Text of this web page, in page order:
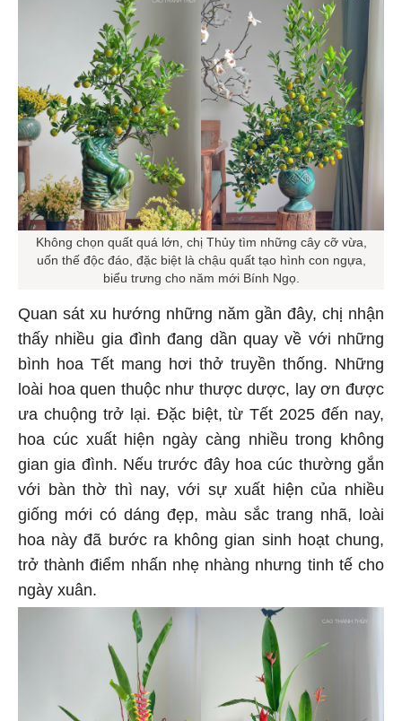
Không chọn quất quá lớn, chị Thủy tìm những cây cỡ vừa,
uốn thế độc đáo, đặc biệt là chậu quất tạo hình con ngựa,
biểu trưng cho năm mới Bính Ngọ.
Quan sát xu hướng những năm gần đây, chị nhận
thấy nhiều gia đình đang dần quay về với những
bình hoa Tết mang hơi thở truyền thống. Những
loài hoa quen thuộc như thược dược, lay ơn được
ưa chuộng trở lại. Đặc biệt, từ Tết 2025 đến nay,
hoa cúc xuất hiện ngày càng nhiều trong không
gian gia đình. Nếu trước đây hoa cúc thường gắn
với bàn thờ thì nay, với sự xuất hiện của nhiều
giống mới có dáng đẹp, màu sắc trang nhã, loài
hoa này đã bước ra không gian sinh hoạt chung,
trở thành điểm nhấn nhẹ nhàng nhưng tinh tế cho
ngày xuân.